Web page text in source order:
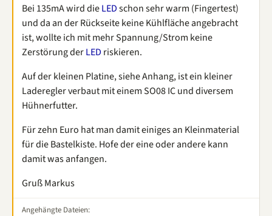
Bei 135mA wird dieLEDschon sehr warm (Fingertest)
und da an der Rückseite keine Kühlfläche angebracht
ist, wollte ich mit mehr Spannung/Strom keine
Zerstörung derLED riskieren.
Auf der kleinen Platine, siehe Anhang, ist ein kleiner
Laderegler verbaut mit einem SO08 IC und diversem
Hühnerfutter.
Für zehn Euro hat man damit einiges an Kleinmaterial
für die Bastelkiste. Hofe der eine oder andere kann
damit was anfangen.
Gruß Markus
Angehängte Dateien: